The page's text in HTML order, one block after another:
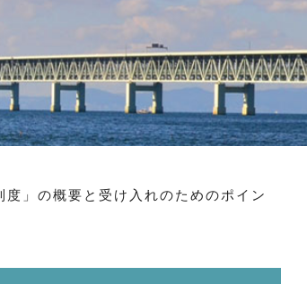
要と受け入れのためのポイン